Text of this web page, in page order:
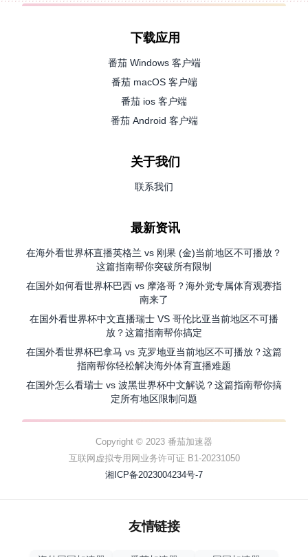
下载应用
番茄 Windows 客户端
番茄 macOS 客户端
番茄 ios 客户端
番茄 Android 客户端
关于我们
联系我们
最新资讯
在海外看世界杯直播英格兰 vs 刚果 (金)当前地区不可播放？
这篇指南帮你突破所有限制
在国外如何看世界杯巴西 vs 摩洛哥？海外党专属体育观赛指
南来了
在国外看世界杯中文直播瑞士 VS 哥伦比亚当前地区不可播
放？这篇指南帮你搞定
在国外看世界杯巴拿马 vs 克罗地亚当前地区不可播放？这篇
指南帮你轻松解决海外体育直播难题
在国外怎么看瑞士 vs 波黑世界杯中文解说？这篇指南帮你搞
定所有地区限制问题
Copyright © 2023 番茄加速器
互联网虚拟专用网业务许可证 B1-20231050
湘ICP备2023004234号-7
友情链接